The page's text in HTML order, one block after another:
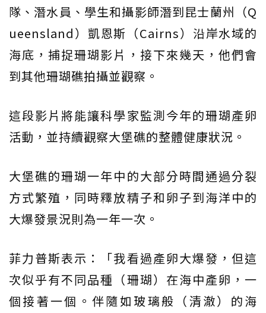
隊、潛水員、學生和攝影師潛到昆士蘭州（Q
ueensland）凱恩斯（Cairns）沿岸水域的
海底，捕捉珊瑚影片，接下來幾天，他們會
到其他珊瑚礁拍攝並觀察。
這段影片將能讓科學家監測今年的珊瑚產卵
活動，並持續觀察大堡礁的整體健康狀況。
大堡礁的珊瑚一年中的大部分時間通過分裂
方式繁殖，同時釋放精子和卵子到海洋中的
大爆發景況則為一年一次。
菲力普斯表示：「我看過產卵大爆發，但這
次似乎有不同品種（珊瑚）在海中產卵，一
個接著一個。伴隨如玻璃般（清澈）的海